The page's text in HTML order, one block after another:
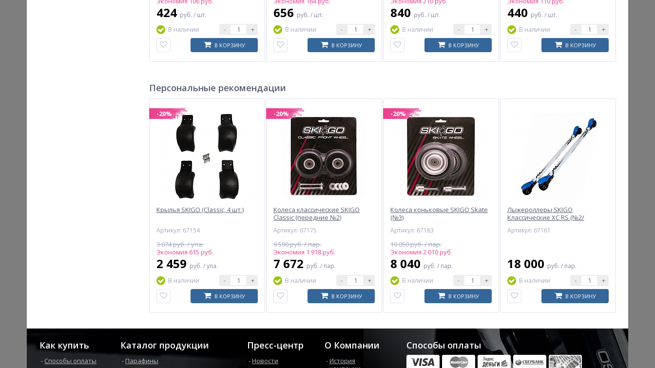
424 руб. / шт.
В наличии
- +
В КОРЗИНУ
656 руб. / шт.
В наличии
- +
В КОРЗИНУ
840 руб. / шт.
В наличии
- +
В КОРЗИНУ
440 руб. / шт.
В наличии
- +
В КОРЗИНУ
Персональные рекомендации
-20%
Крылья SKIGO (Classic, 4 шт.)
Артикул: 67154
3 074 руб. / упа.
Экономия 615 руб.
2 459 руб. / упа.
В наличии
- +
В КОРЗИНУ
-20%
Колеса классические SKIGO
Classic (передние №2)
Артикул: 67175
9 590 руб. / пар.
Экономия 1 918 руб.
7 672 руб. / пар.
В наличии
- +
В КОРЗИНУ
-20%
Колеса коньковые SKIGO Skate
(№3)
Артикул: 67183
10 050 руб. / пар.
Экономия 2 010 руб.
8 040 руб. / пар.
В наличии
- +
В КОРЗИНУ
Лыжероллеры SKIGO
Классические XC RS (№2/
Артикул: 67161
18 000 руб. / пар.
В наличии
- +
В КОРЗИНУ
Как купить
Способы оплаты
Каталог продукции
Парафины
Пресс-центр
Новости
О Компании
История
Способы оплаты